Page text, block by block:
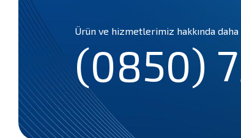
Ürün ve hizmetlerimiz hakkında
(0850)